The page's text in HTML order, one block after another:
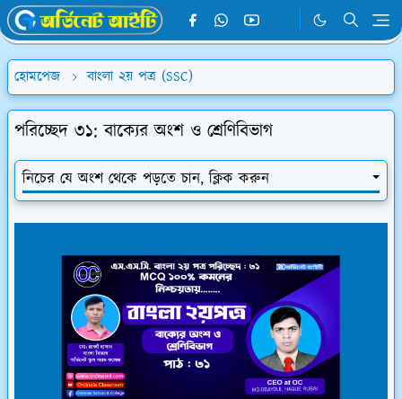
হোমপেজ বাংলা ২য় পত্র (SSC)
পরিচ্ছেদ ৩১: বাক্যের অংশ ও শ্রেণিবিভাগ
নিচের যে অংশ থেকে পড়তে চান, ক্লিক করুন